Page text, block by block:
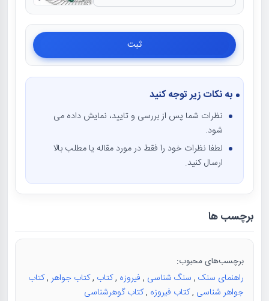
به نکات زیر توجه کنید
نظرات شما پس از بررسی و تایید، نمایش داده می
شود.
لطفا نظرات خود را فقط در مورد مقاله یا مطلب بالا
ارسال کنید.
برچسب ها
برچسب‌های محبوب:
راهنمای سنک , سنگ شناسی , فیروزه ,کتاب ,کتاب جواهر,کتاب
جواهر شناسی ,کتاب فیروزه ,کتاب گوهرشناسی